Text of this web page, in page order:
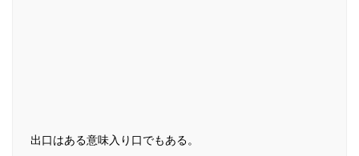
出口はある意味入り口でもある。